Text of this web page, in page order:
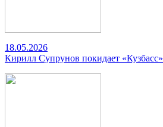
18.05.2026
Кирилл Супрунов покидает «Кузбасс»